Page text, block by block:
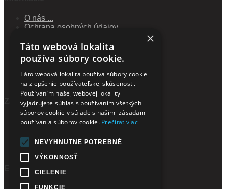
O nás ...
Ochrana osobných údajov
Reklamačný poriadok
Spôsoby dopravy a platby
Veľkoobchod
Odstúpiť od zmluvy tu
Novinky
Zákaznícky servis
Kontaktujte nás
Newsletter
Partnerský program
Extra
×
Táto webová lokalita
používa súbory cookie.
Táto webová lokalita používa súbory cookie
na zlepšenie používateľskej skúsenosti.
Používaním našej webovej lokality
vyjadrujete súhlas s používaním všetkých
súborov cookie v súlade s našimi zásadami
používania súborov cookie. Prečítať viac
NEVYHNUTNE POTREBNÉ
VÝKONNOSŤ
CIELENIE
FUNKCIE